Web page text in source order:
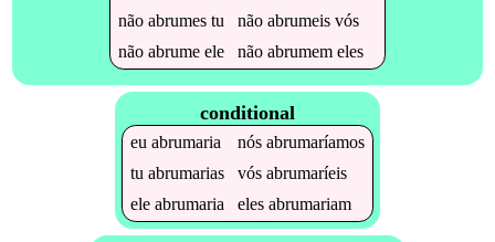
não abrumestu não abrumeisvós
não abrumeele não abrumemeles
conditional
eu abrumaria nós abrumaríamos
tu abrumarias vós abrumaríeis
ele abrumaria eles abrumariam